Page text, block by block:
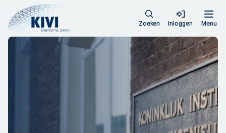
Zoeken Inloggen Menu